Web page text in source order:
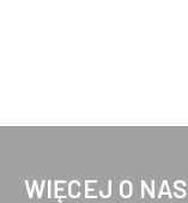
WIĘCEJ O NAS